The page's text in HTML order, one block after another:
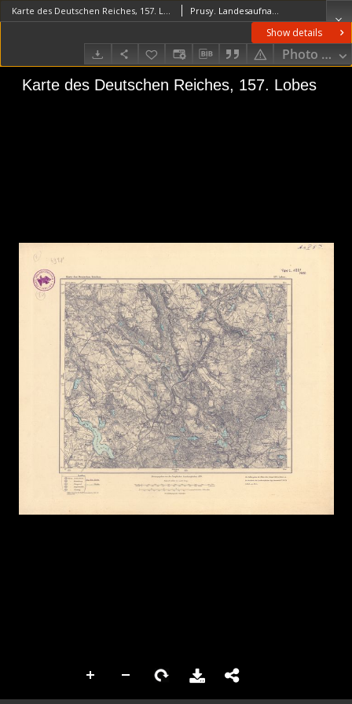
Show details
Photo
Karte des Deutschen Reiches, 157. Lobes Prusy. Landesaufnahme. Redaktor